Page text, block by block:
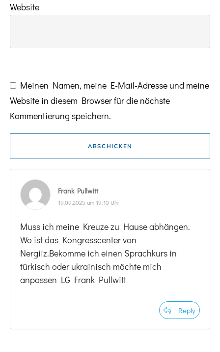
Website
Meinen Namen, meine E-Mail-Adresse und meine
Website in diesem Browser für die nächste
Kommentierung speichern.
ABSCHICKEN
Frank Pullwitt
19.09.2025 um 19:10 Uhr
Muss ich meine Kreuze zu Hause abhängen.
Wo ist das Kongresscenter von
Nergiiz.Bekomme ich einen Sprachkurs in
türkisch oder ukrainisch möchte mich
anpassen LG Frank Pullwitt
Reply